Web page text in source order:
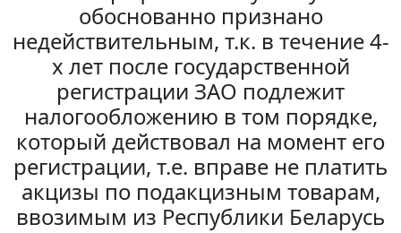
обоснованно признано
недействительным, т.к. в течение 4-
х лет после государственной
регистрации ЗАО подлежит
налогообложению в том порядке,
который действовал на момент его
регистрации, т.е. вправе не платить
акцизы по подакцизным товарам,
ввозимым из Республики Беларусь